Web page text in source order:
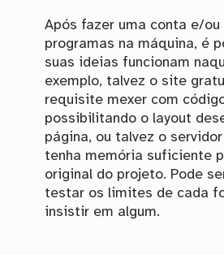
Após fazer uma conta e/
programas na máquina, é
suas ideias funcionam
exemplo, talvez o site
requisite mexer com
possibilitando o layout
página, ou talvez o
tenha memória suficiente
original do projeto. Pode
testar os limites de cada
insistir em algum.